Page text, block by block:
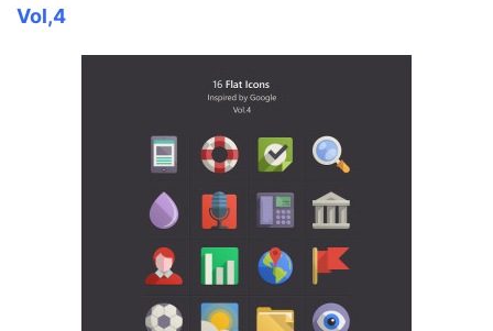
Vol,4